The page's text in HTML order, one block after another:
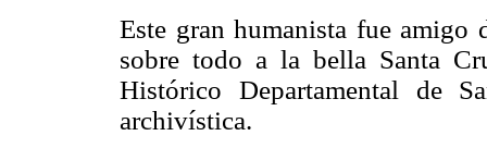
Este gran humanista fue amigo
sobre todo a la bella Santa
Histórico Departamental de
archivística.